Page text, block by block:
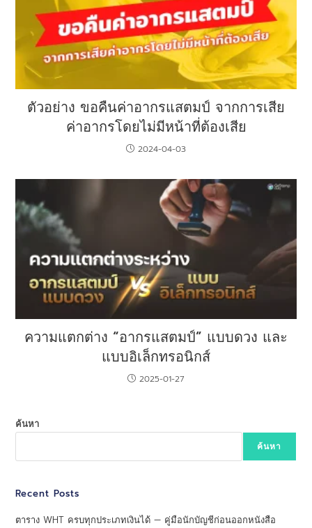
ตัวอย่าง ขอคืนค่าอากรแสตมป์ จากการเสีย
ค่าอากรโดยไม่มีหน้าที่ต้องเสีย
2024-04-03
ความแตกต่าง “อากรแสตมป์” แบบดวง และ
แบบอิเล็กทรอนิกส์
2025-01-27
ค้นหา
ค้นหา
Recent Posts
ตาราง WHT ครบทุกประเภทเงินได้ — คู่มือนักบัญชีก่อนออกหนังสือ